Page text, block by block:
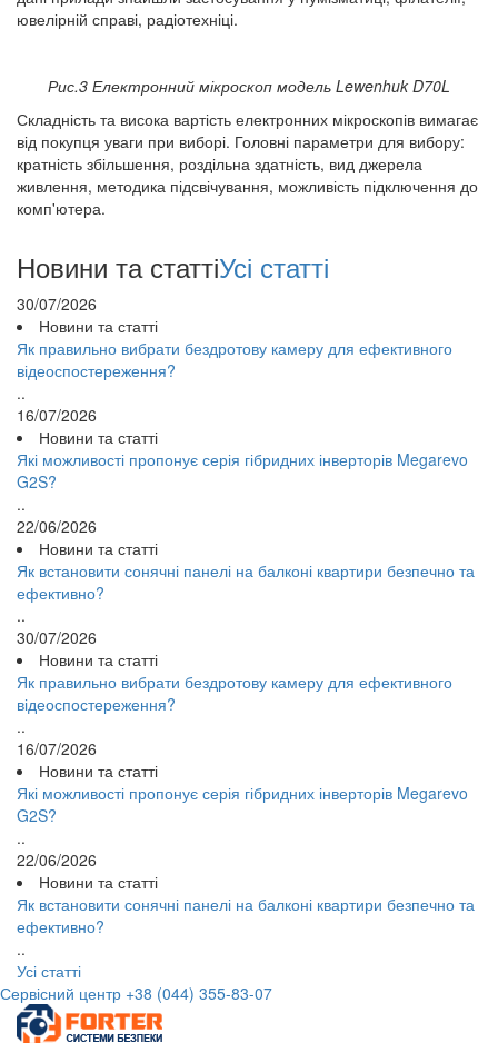
ювелірній справі, радіотехніці.
Рис.3 Електронний мікроскоп модель Lewenhuk D70L
Складність та висока вартість електронних мікроскопів вимагає
від покупця уваги при виборі. Головні параметри для вибору:
кратність збільшення, роздільна здатність, вид джерела
живлення, методика підсвічування, можливість підключення до
комп'ютера.
Новини та статтіУсі статті
30/07/2026
Новини та статті
Як правильно вибрати бездротову камеру для ефективного
відеоспостереження?
..
16/07/2026
Новини та статті
Які можливості пропонує серія гібридних інверторів Megarevo
G2S?
..
22/06/2026
Новини та статті
Як встановити сонячні панелі на балконі квартири безпечно та
ефективно?
..
30/07/2026
Новини та статті
Як правильно вибрати бездротову камеру для ефективного
відеоспостереження?
..
16/07/2026
Новини та статті
Які можливості пропонує серія гібридних інверторів Megarevo
G2S?
..
22/06/2026
Новини та статті
Як встановити сонячні панелі на балконі квартири безпечно та
ефективно?
..
Усі статті
Сервісний центр +38 (044) 355-83-07